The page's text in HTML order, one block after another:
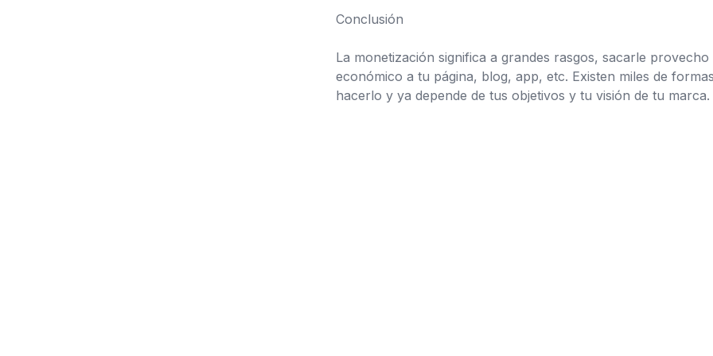
Conclusión
La monetización significa a grandes rasgos, sacarle provecho
económico a tu página, blog, app, etc. Existen miles de
hacerlo y ya depende de tus objetivos y tu visión de tu marca.